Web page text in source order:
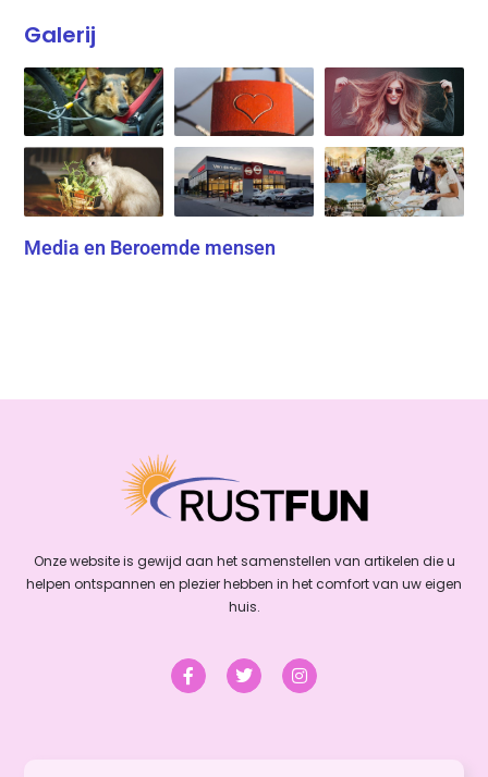
Galerij
Media en Beroemde mensen
Onze website is gewijd aan het samenstellen van artikelen die u
helpen ontspannen en plezier hebben in het comfort van uw eigen
huis.